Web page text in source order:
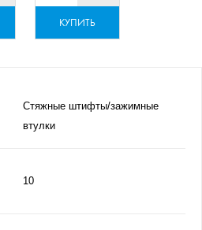
КУПИТЬ
Стяжные штифты/зажимные
втулки
10